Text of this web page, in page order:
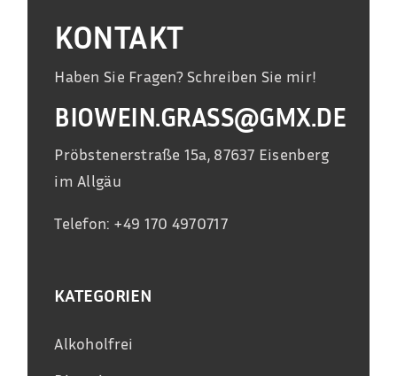
KONTAKT
Haben Sie Fragen? Schreiben Sie mir!
BIOWEIN.GRASS@GMX.DE
Pröbstenerstraße 15a, 87637 Eisenberg
im Allgäu
Telefon: +49 170 4970717
KATEGORIEN
Alkoholfrei